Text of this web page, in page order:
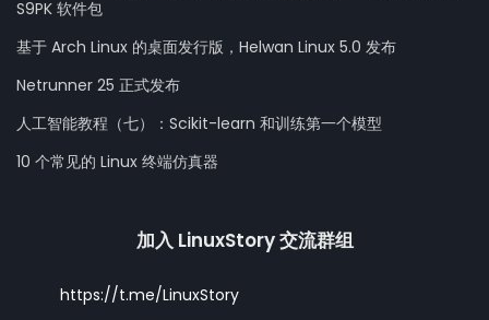
S9PK 软件包
基于 Arch Linux 的桌面发行版，Helwan Linux 5.0 发布
Netrunner 25 正式发布
人工智能教程（七）：Scikit-learn 和训练第一个模型
10 个常见的 Linux 终端仿真器
加入 LinuxStory 交流群组
https://t.me/LinuxStory